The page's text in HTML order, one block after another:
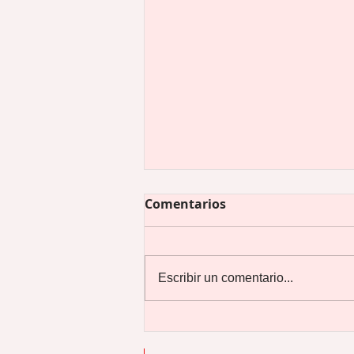
Preguntas ilegales en una
Comentarios
Escribir un comentario...